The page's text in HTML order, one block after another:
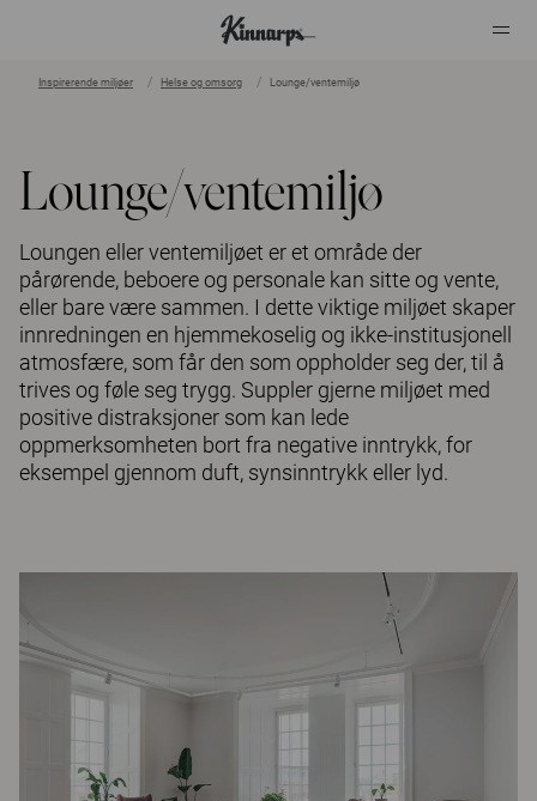
Inspirerende miljøer Helse og omsorg Lounge/ventemiljø
Lounge/ventemiljø
Loungen eller ventemiljøet er et område der
pårørende, beboere og personale kan sitte og vente,
eller bare være sammen. I dette viktige miljøet skaper
innredningen en hjemmekoselig og ikke-institusjonell
atmosfære, som får den som oppholder seg der, til å
trives og føle seg trygg. Suppler gjerne miljøet med
positive distraksjoner som kan lede
oppmerksomheten bort fra negative inntrykk, for
eksempel gjennom duft, synsinntrykk eller lyd.